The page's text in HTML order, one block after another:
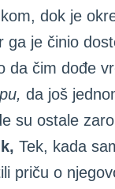
dok je
ga je činio
da čim dođe
da još
su ostale
Tek, kada
priču o